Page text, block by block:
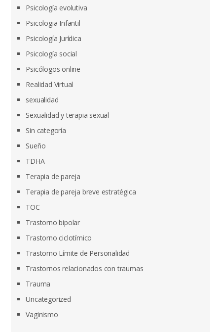
Psicología evolutiva
Psicologia Infantil
Psicología Jurídica
Psicología social
Psicólogos online
Realidad Virtual
sexualidad
Sexualidad y terapia sexual
Sin categoría
Sueño
TDHA
Terapia de pareja
Terapia de pareja breve estratégica
TOC
Trastorno bipolar
Trastorno ciclotímico
Trastorno Límite de Personalidad
Trastornos relacionados con traumas
Trauma
Uncategorized
Vaginismo